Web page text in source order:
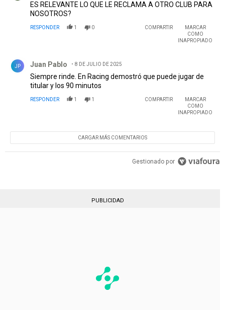
ES RELEVANTE LO QUE LE RECLAMA A OTRO CLUB PARA
NOSOTROS?
RESPONDER 1 0 COMPARTIR
MARCAR
COMO
INAPROPIADO
JP Juan Pablo 8 DE JULIO DE 2025
Siempre rinde. En Racing demostró que puede jugar de
titular y los 90 minutos
RESPONDER 1 1 COMPARTIR
MARCAR
COMO
INAPROPIADO
CARGAR MÁS COMENTARIOS
Gestionado por
PUBLICIDAD